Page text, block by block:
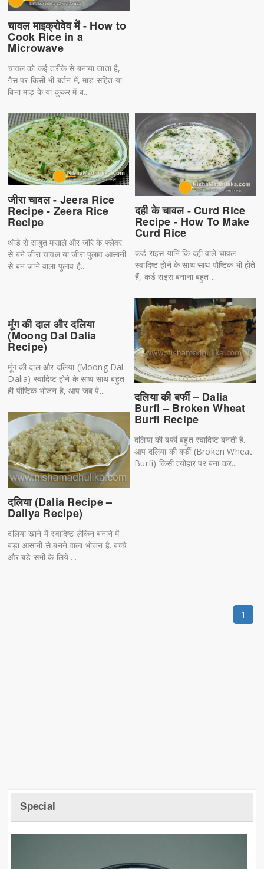
चावल माइक्रोवेव में - How to
Cook Rice in a
Microwave
चावल को कई तरीके से बनाया जाता है,
गैस पर किसी भी बर्तन में, माड़ सहित या
बिना माड़ के या कुकर में ब...
जीरा चावल - Jeera Rice
Recipe - Zeera Rice
Recipe
थोडे से साबुत मसाले और जीरे के फ्लेवर
से बने जीरा चावल या जीरा पुलाव आसानी
से बन जाने वाला पुलाव है....
दही के चावल - Curd Rice
Recipe - How To Make
Curd Rice
कर्ड राइस यानि कि दही वाले चावल
स्वादिष्ट होने के साथ साथ पौष्टिक भी होते
हैं, कर्ड राइस बनाना बहुत ...
मूंग की दाल और दलिया
(Moong Dal Dalia
Recipe)
मूंग की दाल और दलिया (Moong Dal
Dalia) स्वादिष्ट होने के साथ साथ बहुत
ही पौष्टिक भोजन है, आप जब पे...
दलिया की बर्फी – Dalia
Burfi – Broken Wheat
Burfi Recipe
दलिया की बर्फी बहुत स्वादिष्ट बनती है.
आप दलिया की बर्फी (Broken Wheat
Burfi) किसी त्योहार पर बना कर...
दलिया (Dalia Recipe –
Daliya Recipe)
दलिया खाने में स्वादिष्ट लेकिन बनाने में
बड़ा आसानी से बनने वाला भोजन है. बच्चे
और बड़े सभी के लिये ...
1
Special